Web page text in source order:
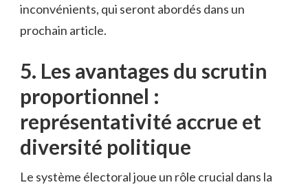
inconvénients, qui seront​ abordés ⁣dans un⁢
prochain⁣ article.
5. Les avantages​ du scrutin
proportionnel :‍
représentativité accrue et
diversité politique
Le système électoral⁢ joue un rôle ‌crucial dans la